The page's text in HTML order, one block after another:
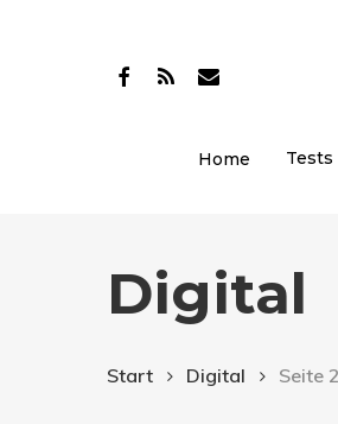
facebook
RSS email
Home Tests
Digital
Start Digital Seite